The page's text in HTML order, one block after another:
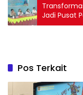
Jadi Pusat
Katingan
Pos Terkait